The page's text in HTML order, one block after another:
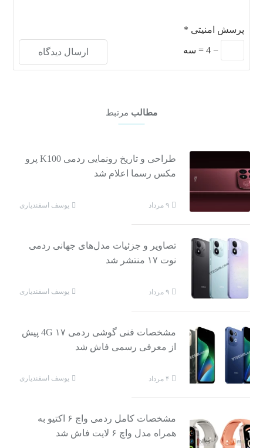
پرسش امنیتی *
−
4
= سه
مطالب مرتبط
طراحی و تاریخ رونمایی ردمی K100 پرو
مکس رسما اعلام شد
۹ مرداد یوسف اسفندیاری
تصاویر و جزئیات مدل‌های جهانی ردمی
نوت ۱۷ منتشر شد
۹ مرداد یوسف اسفندیاری
مشخصات فنی گوشی ردمی ۱۷ 4G پیش
از معرفی رسمی فاش شد
۴ مرداد یوسف اسفندیاری
مشخصات کامل ردمی واچ ۶ اکتیو به
همراه مدل واچ ۶ لایت فاش شد